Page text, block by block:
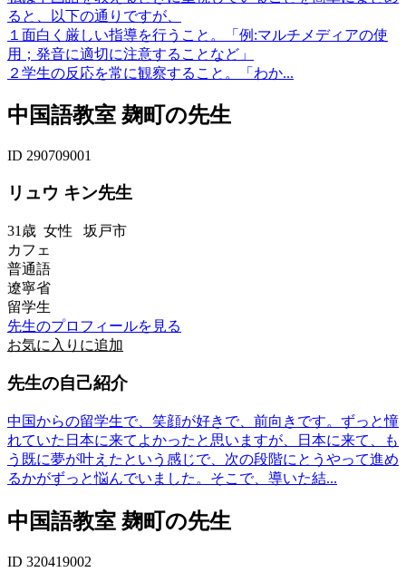
ると、以下の通りですが、
１面白く厳しい指導を行うこと。「例:マルチメディアの使
用；発音に適切に注意することなど」
２学生の反応を常に観察すること。「わか...
中国語教室 麹町の先生
ID 290709001
リュウ キン先生
31歳 女性 坂戸市
カフェ
普通語
遼寧省
留学生
先生のプロフィールを見る
お気に入りに追加
先生の自己紹介
中国からの留学生で、笑顔が好きで、前向きです。ずっと憧
れていた日本に来てよかったと思いますが、日本に来て、も
う既に夢が叶えたという感じで、次の段階にとうやって進め
るかがずっと悩んでいました。そこで、導いた結...
中国語教室 麹町の先生
ID 320419002